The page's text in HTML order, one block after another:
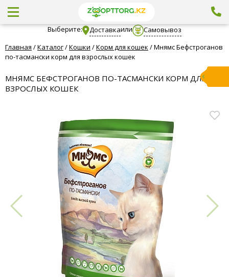
Выберите: Доставкаили
Самовывоз
Главная /Каталог/Кошки /Корм для кошек /Мнямс Бефстроганов
по-тасмански корм для взрослых кошек
МНЯМС БЕФСТРОГАНОВ ПО-ТАСМАНСКИ КОРМ ДЛЯ
ВЗРОСЛЫХ КОШЕК